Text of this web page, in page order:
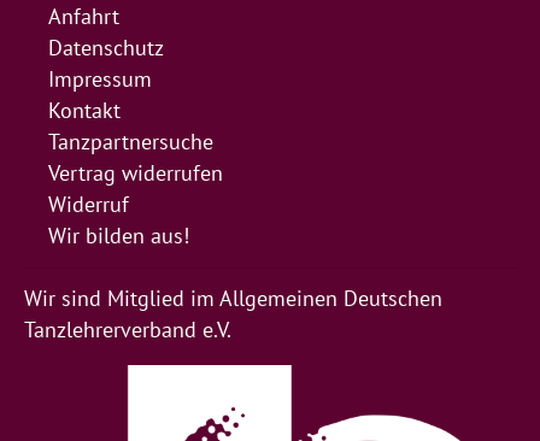
Anfahrt
Datenschutz
Impressum
Kontakt
Tanzpartnersuche
Vertrag widerrufen
Widerruf
Wir bilden aus!
Wir sind Mitglied im Allgemeinen Deutschen
Tanzlehrerverband e.V.